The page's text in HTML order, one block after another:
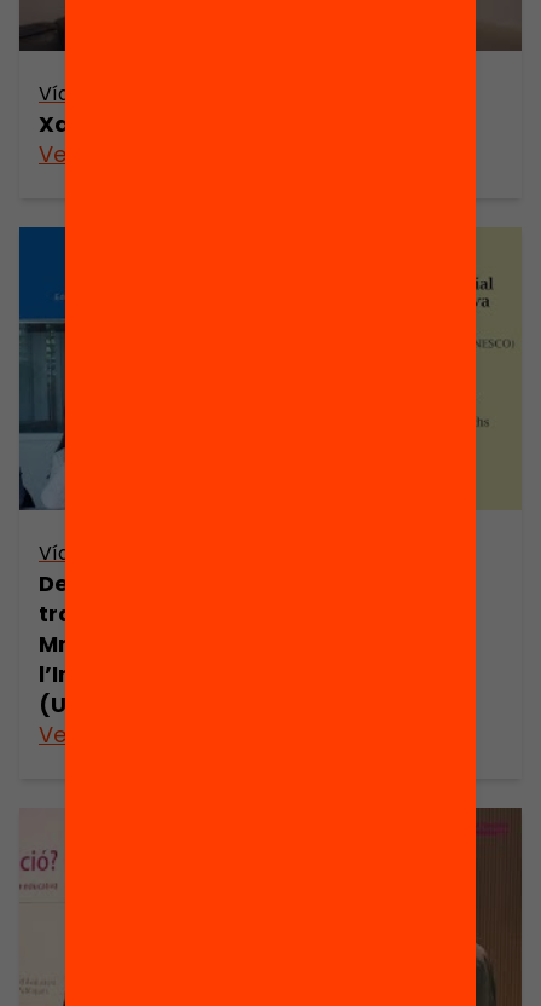
Vídeo
Xavier Chavarria: Lideratge educatiu
Veure’n més
Vídeo
Del currículum competencial a la
transformació educativa. Dra.
Mmantsetsa Marope, directora de
l’International Bureau of Education
(UNESCO) (reproducció en directe)
Veure’n més